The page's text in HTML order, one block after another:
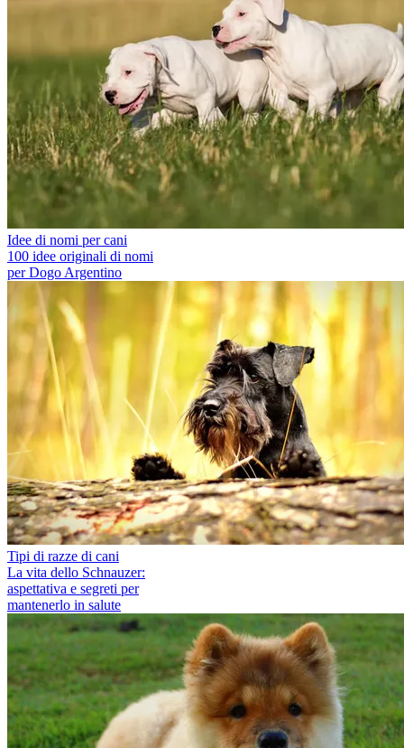
Idee di nomi per cani
100 idee originali di nomi
per Dogo Argentino
Tipi di razze di cani
La vita dello Schnauzer:
aspettativa e segreti per
mantenerlo in salute